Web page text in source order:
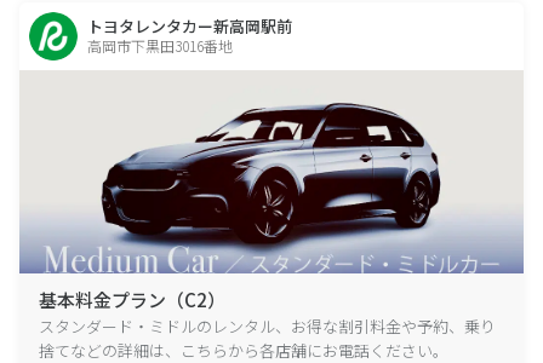
トヨタレンタカー新高岡駅前
高岡市下黒田3016番地
基本料金プラン（C2）
スタンダード・ミドルのレンタル、お得な割引料金や予約、乗り
捨てなどの詳細は、こちらから各店舗にお電話ください。